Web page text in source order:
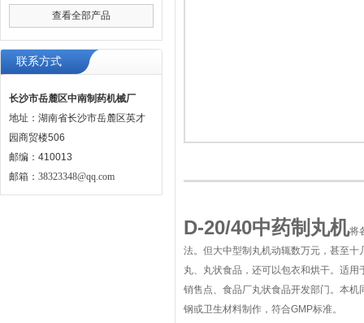
查看全部产品
联系方式
长沙市岳麓区中南制药机械厂
地址：湖南省长沙市岳麓区英才
园商贸楼506
邮编：410013
邮箱： 38323348@qq.com
D-20/40中药制丸机将
法。但大中型制丸机动辄数万元，甚至
丸、丸状食品，还可以包衣和烘干。适
销售点、食品厂丸状食品开发部门。本
钢或卫生材料制作，符合GMP标准。